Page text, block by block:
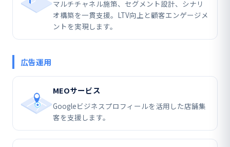
マルチチャネル施策、セグメント設計、シナリ
オ構築を一貫支援。LTV向上と顧客エンゲージメ
ントを実現します。
広告運用
MEOサービス
Googleビジネスプロフィールを活用した店舗集
客を支援します。